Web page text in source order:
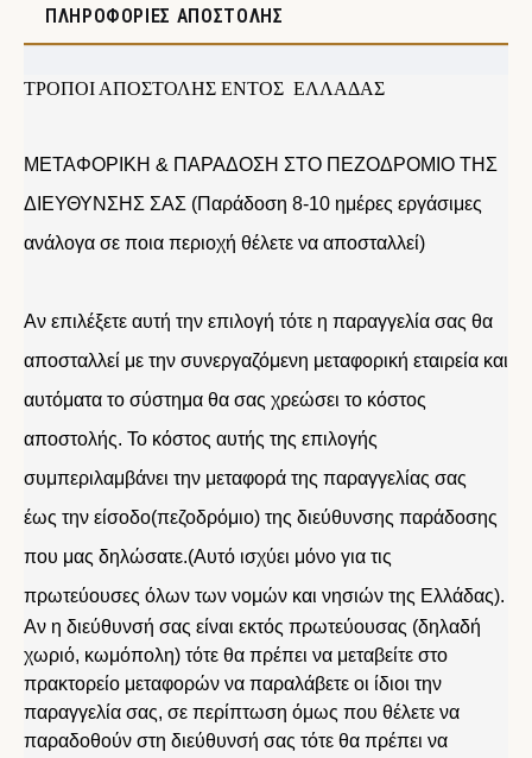
ΠΛΗΡΟΦΟΡΊΕΣ ΑΠΟΣΤΟΛΉΣ
ΤΡΟΠΟΙ ΑΠΟΣΤΟΛΗΣ ΕΝΤΟΣ ΕΛΛΑΔΑΣ
ΜΕΤΑΦΟΡΙΚΗ & ΠΑΡΑΔΟΣΗ ΣΤΟ ΠΕΖΟΔΡΟΜΙΟ ΤΗΣ
ΔΙΕΥΘΥΝΣΗΣ ΣΑΣ (Παράδοση 8-10 ημέρες εργάσιμες
ανάλογα σε ποια περιοχή θέλετε να αποσταλλεί)
Αν επιλέξετε αυτή την επιλογή τότε η παραγγελία σας θα
αποσταλλεί με την συνεργαζόμενη μεταφορική εταιρεία και
αυτόματα το σύστημα θα σας χρεώσει το κόστος
αποστολής. Το κόστος αυτής της επιλογής
συμπεριλαμβάνει την μεταφορά της παραγγελίας σας
έως την είσοδο(πεζοδρόμιο) της διεύθυνσης παράδοσης
που μας δηλώσατε.(Αυτό ισχύει μόνο για τις
πρωτεύουσες όλων των νομών και νησιών της Ελλάδας).
Αν η διεύθυνσή σας είναι εκτός πρωτεύουσας (δηλαδή
χωριό, κωμόπολη) τότε θα πρέπει να μεταβείτε στο
πρακτορείο μεταφορών να παραλάβετε οι ίδιοι την
παραγγελία σας, σε περίπτωση όμως που θέλετε να
παραδοθούν στη διεύθυνσή σας τότε θα πρέπει να